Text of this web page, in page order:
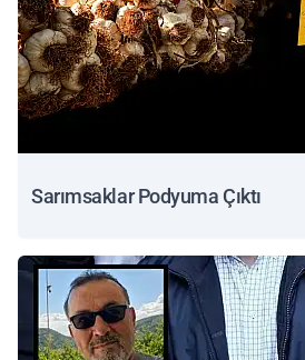
Sarımsaklar Podyuma Çıktı